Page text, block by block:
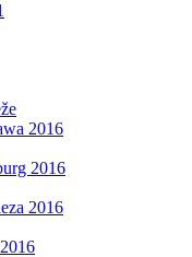
2016
2016
2016